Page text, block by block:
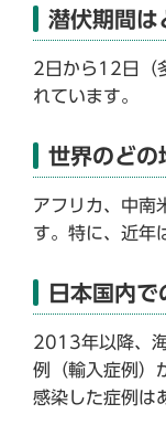
潜伏期間は
2日から12日（
れています。
世界のどの
アフリカ、中南
す。特に、近年
日本国内で
2013年以降、
例（輸入症例）
感染した症例は